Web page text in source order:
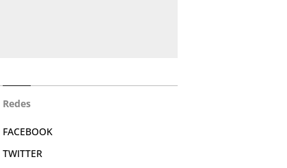
Redes
FACEBOOK
TWITTER